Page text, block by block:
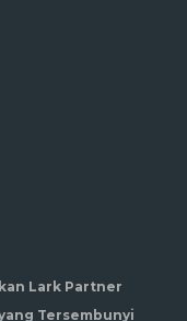
Lark Partner
Tersembunyi